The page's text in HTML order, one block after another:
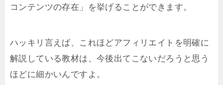
コンテンツの存在」を挙げることができます。
ハッキリ言えば、これほどアフィリエイトを明確に
解説している教材は、今後出てこないだろうと思う
ほどに細かいんですよ。